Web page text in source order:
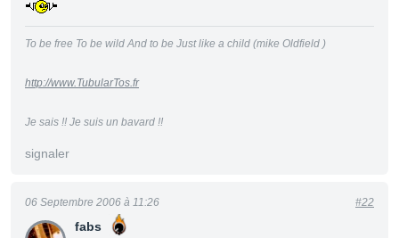
To be free To be wild And to be Just like a child (mike Oldfield )
http://www.TubularTos.fr
Je sais !! Je suis un bavard !!
signaler
fabs
06 Septembre 2006 à 11:26 #22